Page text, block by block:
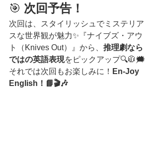
🎯 次回予告！
次回は、スタイリッシュでミステリア
スな世界観が魅力✨『ナイブズ・アウ
ト（Knives Out）』から、 推理劇なら
ではの英語表現をピックアップ🔍🧥🗯️
それでは次回もお楽しみに！ En-Joy
English！📘🎬🎶